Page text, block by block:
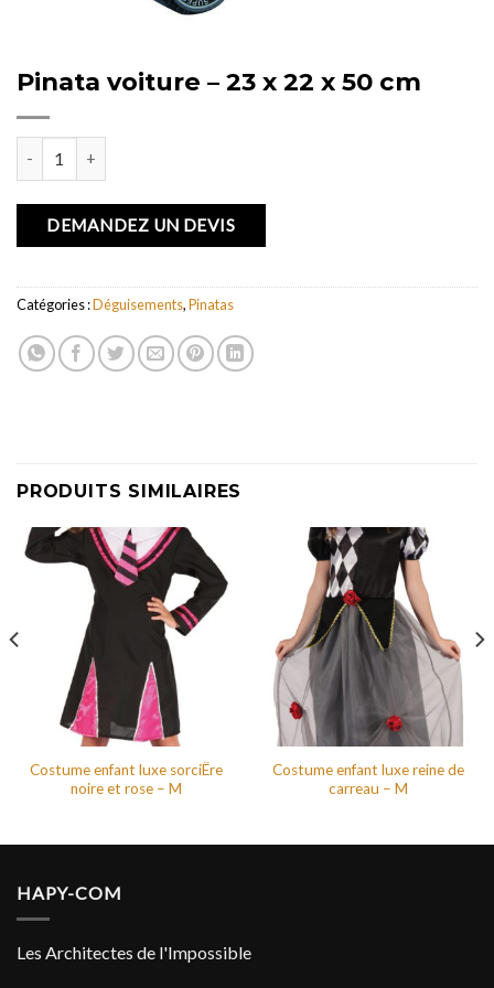
Pinata voiture – 23 x 22 x 50 cm
DEMANDEZ UN DEVIS
Catégories :Déguisements,Pinatas
PRODUITS SIMILAIRES
Costume enfant luxe sorciËre
noire et rose – M
Costume enfant luxe reine de
carreau – M
HAPY-COM
Les Architectes de l'Impossible